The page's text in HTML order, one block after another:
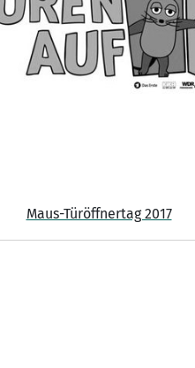
Maus-Türöffnertag 2017